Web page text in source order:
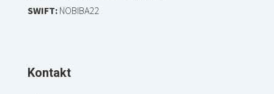
SWIFT:NOBIBA22
Kontakt